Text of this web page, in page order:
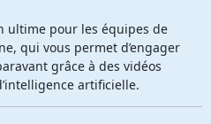
ultime pour les équipes de
qui vous permet d’engager
grâce à des vidéos
artificielle.